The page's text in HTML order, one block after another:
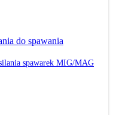
do spawania
spawarek MIG/MAG